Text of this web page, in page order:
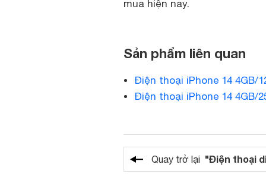
mua hiện nay.
Sản phẩm liên quan
Điện thoại iPhone 14 4GB/
Điện thoại iPhone 14 4GB/
Quay trở lại "Điện thoại